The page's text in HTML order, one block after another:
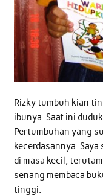
Rizky tumbuh kian
ibunya. Saat ini
Pertumbuhan yang
kecerdasannya.
di masa kecil,
senang membaca
tinggi.